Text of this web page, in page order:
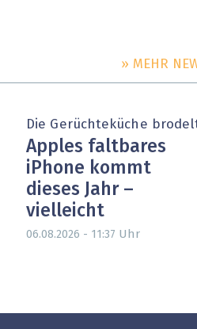
» MEHR
Die Gerüchteküche
Apples faltbares
iPhone kommt
dieses Jahr –
vielleicht
06.08.2026 - 11:37 Uhr